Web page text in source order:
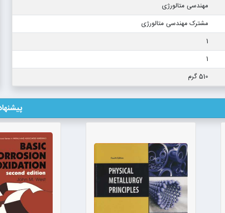
مهندسی متالورژی
مشترک مهندسی متالورژی
1
1
510 گرم